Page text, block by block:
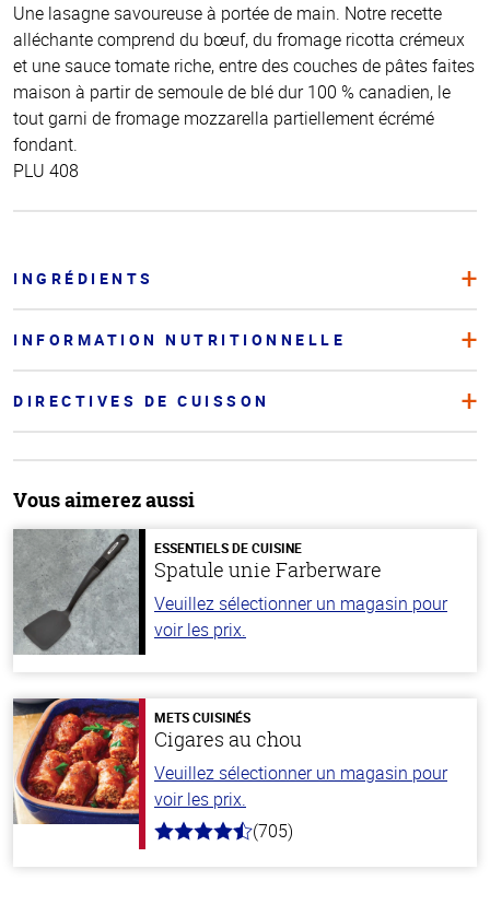
Une lasagne savoureuse à portée de main. Notre recette
alléchante comprend du bœuf, du fromage ricotta crémeux
et une sauce tomate riche, entre des couches de pâtes faites
maison à partir de semoule de blé dur 100 % canadien, le
tout garni de fromage mozzarella partiellement écrémé
fondant.
PLU 408
INGRÉDIENTS
INFORMATION NUTRITIONNELLE
DIRECTIVES DE CUISSON
Vous aimerez aussi
ESSENTIELS DE CUISINE
Spatule unie Farberware
Veuillez sélectionner un magasin pour
voir les prix.
METS CUISINÉS
Cigares au chou
Veuillez sélectionner un magasin pour
voir les prix.
4.6
(705)